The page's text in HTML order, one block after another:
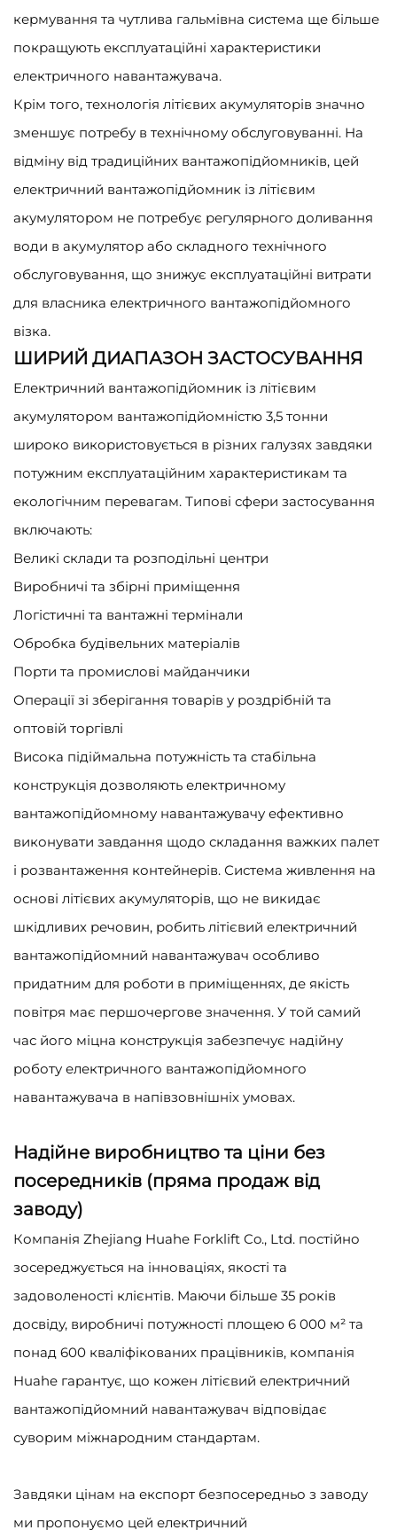
кермування та чутлива гальмівна система ще більше
покращують експлуатаційні характеристики
електричного навантажувача.
Крім того, технологія літієвих акумуляторів значно
зменшує потребу в технічному обслуговуванні. На
відміну від традиційних вантажопідйомників, цей
електричний вантажопідйомник із літієвим
акумулятором не потребує регулярного доливання
води в акумулятор або складного технічного
обслуговування, що знижує експлуатаційні витрати
для власника електричного вантажопідйомного
візка.
ШИРИЙ ДИАПАЗОН ЗАСТОСУВАННЯ
Електричний вантажопідйомник із літієвим
акумулятором вантажопідйомністю 3,5 тонни
широко використовується в різних галузях завдяки
потужним експлуатаційним характеристикам та
екологічним перевагам. Типові сфери застосування
включають:
Великі склади та розподільні центри
Виробничі та збірні приміщення
Логістичні та вантажні термінали
Обробка будівельних матеріалів
Порти та промислові майданчики
Операції зі зберігання товарів у роздрібній та
оптовій торгівлі
Висока підіймальна потужність та стабільна
конструкція дозволяють електричному
вантажопідйомному навантажувачу ефективно
виконувати завдання щодо складання важких палет
і розвантаження контейнерів. Система живлення на
основі літієвих акумуляторів, що не викидає
шкідливих речовин, робить літієвий електричний
вантажопідйомний навантажувач особливо
придатним для роботи в приміщеннях, де якість
повітря має першочергове значення. У той самий
час його міцна конструкція забезпечує надійну
роботу електричного вантажопідйомного
навантажувача в напівзовнішніх умовах.
Надійне виробництво та ціни без
посередників (пряма продаж від
заводу)
Компанія Zhejiang Huahe Forklift Co., Ltd. постійно
зосереджується на інноваціях, якості та
задоволеності клієнтів. Маючи більше 35 років
досвіду, виробничі потужності площею 6 000 м² та
понад 600 кваліфікованих працівників, компанія
Huahe гарантує, що кожен літієвий електричний
вантажопідйомний навантажувач відповідає
суворим міжнародним стандартам.
Завдяки цінам на експорт безпосередньо з заводу
ми пропонуємо цей електричний